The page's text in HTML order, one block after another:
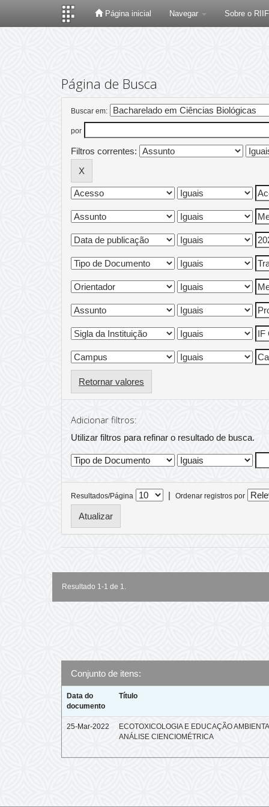
Página inicial Navegar Sobre o
Página de Busca
Buscar em:
por
Filtros correntes:
Retornar valores
Adicionar filtros:
Utilizar filtros para refinar o resultado de busca.
Resultados/Página | Ordenar registros por
Resultado 1-1 de 1.
Conjunto de itens:
Data do
documento
Título
25-Mar-2022
ECOTOXICOLOGIA E EDUCAÇÃO
ANÁLISE CIENCIOMÉTRICA